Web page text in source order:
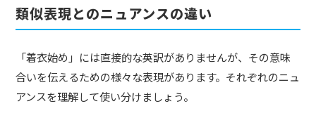
類似表現とのニュアンスの違い
「着衣始め」には直接的な英訳がありませんが、その意味
合いを伝えるための様々な表現があります。それぞれのニュ
アンスを理解して使い分けましょう。